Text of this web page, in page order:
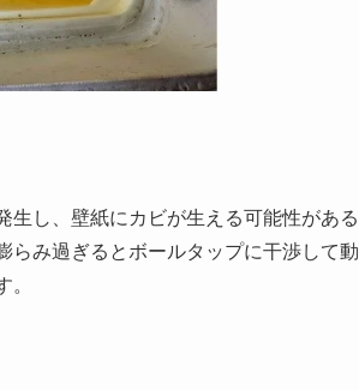
生し、壁紙にカビが生える可能性がある
らみ過ぎるとボールタップに干渉して動